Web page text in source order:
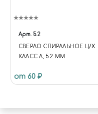
Арт. 5.2
СВЕРЛО СПИРАЛЬНОЕ Ц/Х
КЛАСС А, 5.2 ММ
от 60 ₽